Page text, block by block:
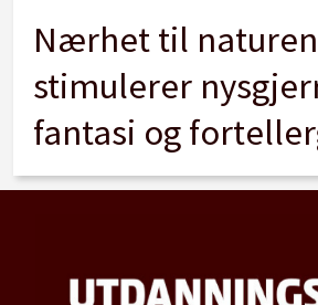
Nærhet til naturen
stimulerer
fantasi og